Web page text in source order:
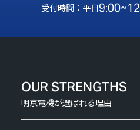
受付時間：平日
OUR STRENGTHS
明京電機が選ばれる理由